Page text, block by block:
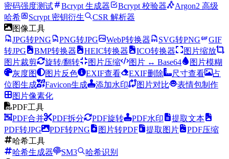
密码强度测试
Bcrypt 生成器 Bcrypt 校验器
Argon2 高级
哈希
Scrypt 密钥衍生
CSR 解析器
图像工具
JPG转PNG
PNG转JPG WebP转换器 SVG转PNG
GIF
转JPG
BMP转换器 HEIC转换器 ICO转换器
图片缩放
图片裁剪
旋转/翻转 图片压缩 图片 ↔ Base64
图片模糊
灰度图
图片反色 EXIF查看 EXIF删除 尺寸查看
占
位图生成
Favicon生成 添加水印 图片对比
表情包制作
图片像素化
PDF工具
PDF合并
PDF拆分 PDF旋转 PDF水印
提取文本
PDF转JPG
PDF转PNG 图片转PDF 提取图片
PDF压缩
哈希工具
哈希生成器
SM3
哈希识别